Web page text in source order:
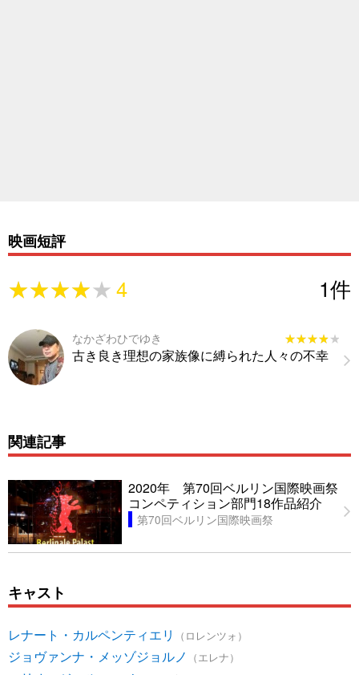
映画短評
★★★★★
★★★★★4 1件
なかざわひでゆき ★★★★★
★★★★★
古き良き理想の家族像に縛られた人々の不幸
関連記事
2020年 第70回ベルリン国際映画祭
コンペティション部門18作品紹介
第70回ベルリン国際映画祭
キャスト
レナート・カルペンティエリ （ロレンツォ）
ジョヴァンナ・メッゾジョルノ （エレナ）